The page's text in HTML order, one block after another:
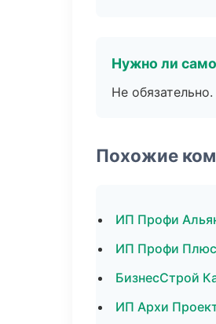
Нужно ли
Не
Похожие
ИП Профи
ИП Профи
БизнесСтрой
ИП Архи